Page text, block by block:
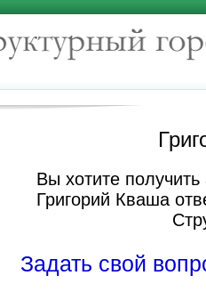
Вы хотите
Григорий Кваша
Задать свой